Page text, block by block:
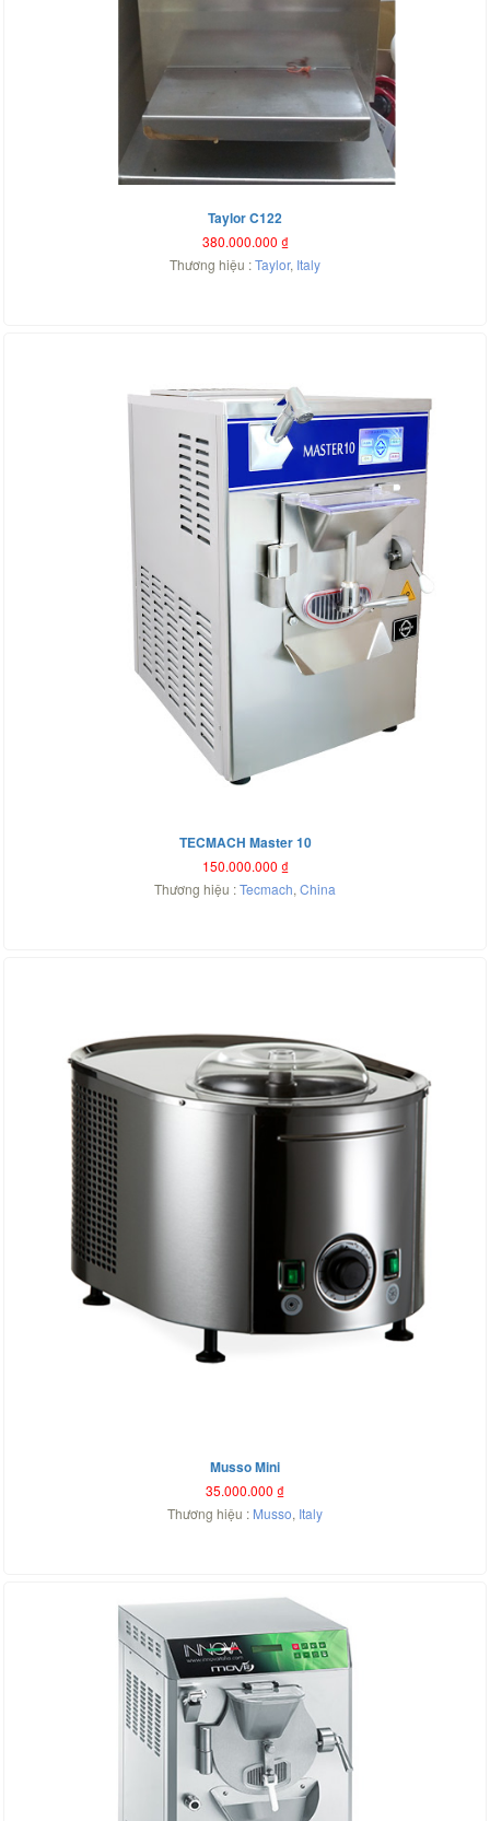
Taylor C122
380.000.000 ₫
Thương hiệu :Taylor, Italy
TECMACH Master 10
150.000.000 ₫
Thương hiệu :Tecmach, China
Musso Mini
35.000.000 ₫
Thương hiệu : Musso, Italy